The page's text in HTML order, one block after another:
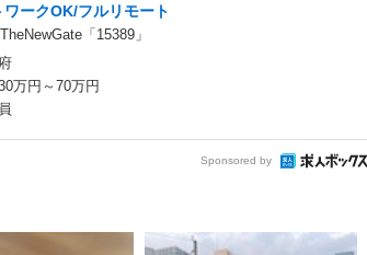
ワークOK/フルリモート
「15389」
万円～70万円
Sponsored by